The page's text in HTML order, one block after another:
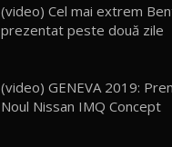
Noua Mazda 6e / Test
26:59
Lynk & Co 01 / Test Drive
25:19
(video) Cel mai extrem
prezentat peste două zile
(video) GENEVA 2019:
Noul Nissan IMQ Concept